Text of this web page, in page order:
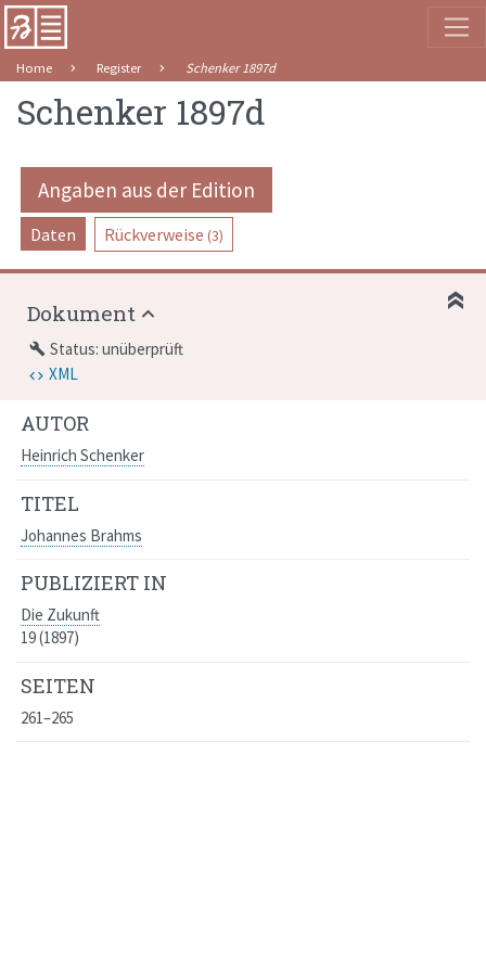
Home Register Schenker 1897d
Schenker 1897d
Angaben aus der Edition
Daten Rückverweise (3)
AUTOR
Heinrich Schenker
TITEL
Johannes Brahms
PUBLIZIERT IN
Die Zukunft
19 (1897)
SEITEN
261–265
Dokument
build Status: unüberprüft
XML